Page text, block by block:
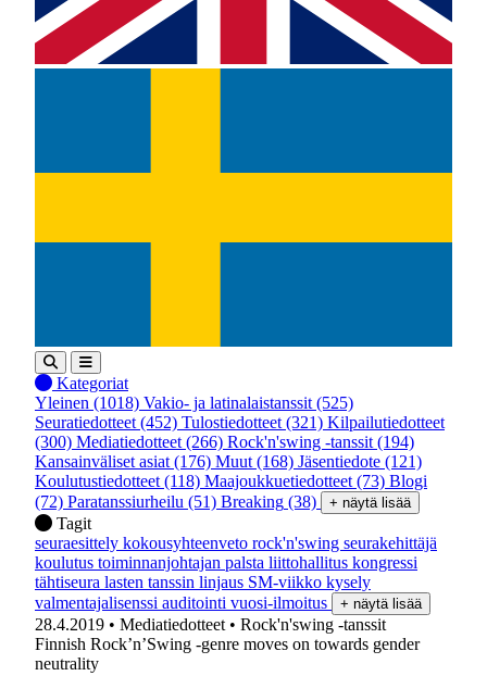
Kategoriat
Yleinen (1018) Vakio- ja latinalaistanssit (525)
Seuratiedotteet (452) Tulostiedotteet (321) Kilpailutiedotteet
(300) Mediatiedotteet (266) Rock'n'swing -tanssit (194)
Kansainväliset asiat (176) Muut (168) Jäsentiedote (121)
Koulutustiedotteet (118) Maajoukkuetiedotteet (73) Blogi
(72) Paratanssiurheilu (51) Breaking (38) + näytä lisää
Tagit
seuraesittely kokousyhteenveto rock'n'swing seurakehittäjä
koulutus toiminnanjohtajan palsta liittohallitus kongressi
tähtiseura lasten tanssin linjaus SM-viikko kysely
valmentajalisenssi auditointi vuosi-ilmoitus + näytä lisää
28.4.2019 • Mediatiedotteet • Rock'n'swing -tanssit
Finnish Rock’n’Swing -genre moves on towards gender
neutrality